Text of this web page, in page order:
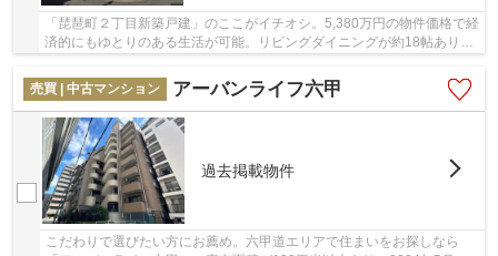
「琵琶町２丁目新築戸建」のここがイチオシ。5,380万円の物件価格で経
済的にもゆとりのある生活が可能。リビングダイニングが約18帖ありま
売買 | 中古マンション
アーバンライフ六甲
過去掲載物件
こだわりで選びたい方にお薦め。六甲道エリアで住まいをお探しなら